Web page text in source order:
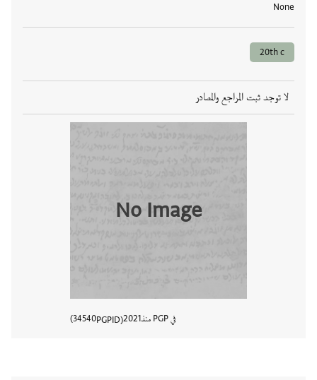
None
20th c
لا توجد ثبت المراجع والمصادر
No Image
في PGP منذ 2021
PGPID
34540